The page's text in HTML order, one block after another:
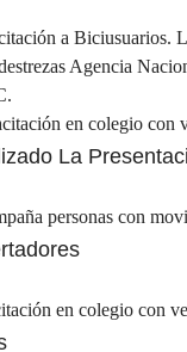
a Biciusuarios.
Agencia
en colegio con
La
personas con
en colegio con